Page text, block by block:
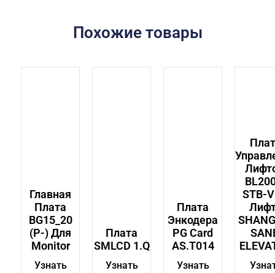
Похожие товары
Главная
Плата
BG15_20
(P-) Для
Monitor
Узнать
Плата
SMLCD 1.Q
Узнать
Плата
Энкодера
PG Card
AS.T014
Узнать
STB-